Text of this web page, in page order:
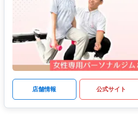
店舗情報 公式サイト